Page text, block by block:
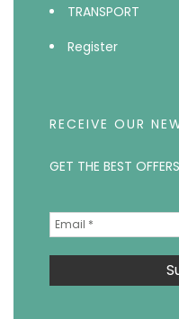
TRANSPORT
Register
RECEIVE OUR
GET THE BEST